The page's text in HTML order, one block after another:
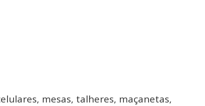
mesas, talheres, maçanetas,